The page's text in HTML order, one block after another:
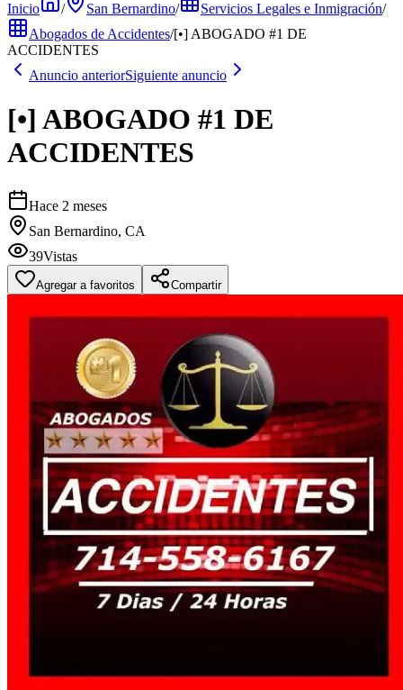
Inicio / San Bernardino/ Servicios Legales e Inmigración/
Abogados de Accidentes/[•] ABOGADO #1 DE
ACCIDENTES
Anuncio anteriorSiguiente anuncio
[•] ABOGADO #1 DE
ACCIDENTES
Hace 2 meses
San Bernardino, CA
39Vistas
Agregar a favoritos Compartir